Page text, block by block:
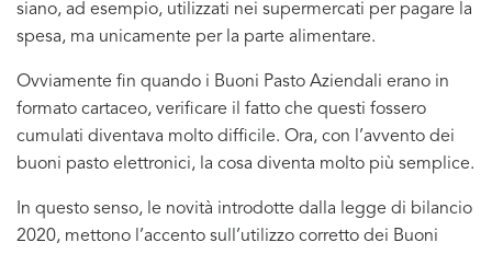
siano, ad esempio, utilizzati nei supermercati per pagare la
spesa, ma unicamente per la parte alimentare.
Ovviamente fin quando i Buoni Pasto Aziendali erano in
formato cartaceo, verificare il fatto che questi fossero
cumulati diventava molto difficile. Ora, con l’avvento dei
buoni pasto elettronici, la cosa diventa molto più semplice.
In questo senso, le novità introdotte dalla legge di bilancio
2020, mettono l’accento sull’utilizzo corretto dei Buoni